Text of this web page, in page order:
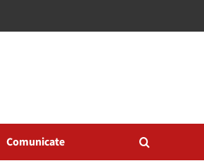
Comunicate